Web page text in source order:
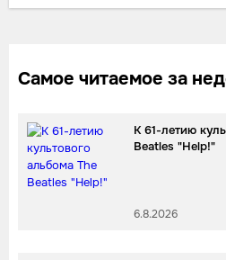
Самое читаемое за
К 61-летию
Beatles "Help!"
6.8.2026